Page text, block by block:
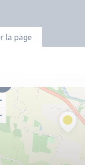
la page